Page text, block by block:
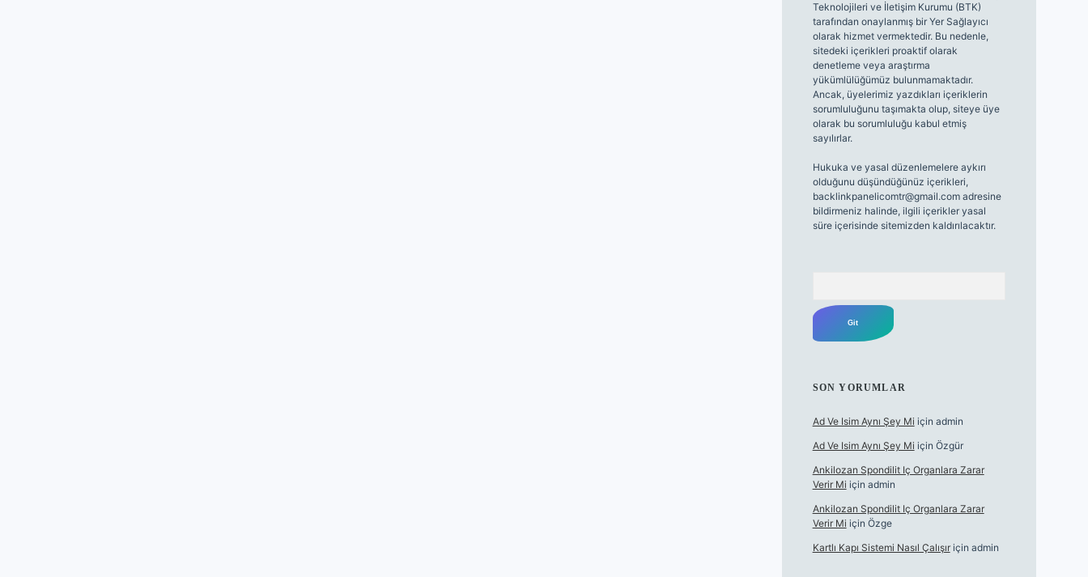
Teknolojileri ve İletişim Kurumu (BTK)
tarafından onaylanmış bir Yer Sağlayıcı
olarak hizmet vermektedir. Bu nedenle,
sitedeki içerikleri proaktif olarak
denetleme veya araştırma
yükümlülüğümüz bulunmamaktadır.
Ancak, üyelerimiz yazdıkları içeriklerin
sorumluluğunu taşımakta olup, siteye üye
olarak bu sorumluluğu kabul etmiş
sayılırlar.
Hukuka ve yasal düzenlemelere aykırı
olduğunu düşündüğünüz içerikleri,
backlinkpanelicomtr@gmail.comadresine
bildirmeniz halinde, ilgili içerikler yasal
süre içerisinde sitemizden kaldırılacaktır.
SON YORUMLAR
Ad Ve Isim Aynı Şey Mi için admin
Ad Ve Isim Aynı Şey Mi için Özgür
Ankilozan Spondilit Iç Organlara Zarar
Verir Mi için admin
Ankilozan Spondilit Iç Organlara Zarar
Verir Mi için Özge
Kartlı Kapı Sistemi Nasıl Çalışıriçin admin